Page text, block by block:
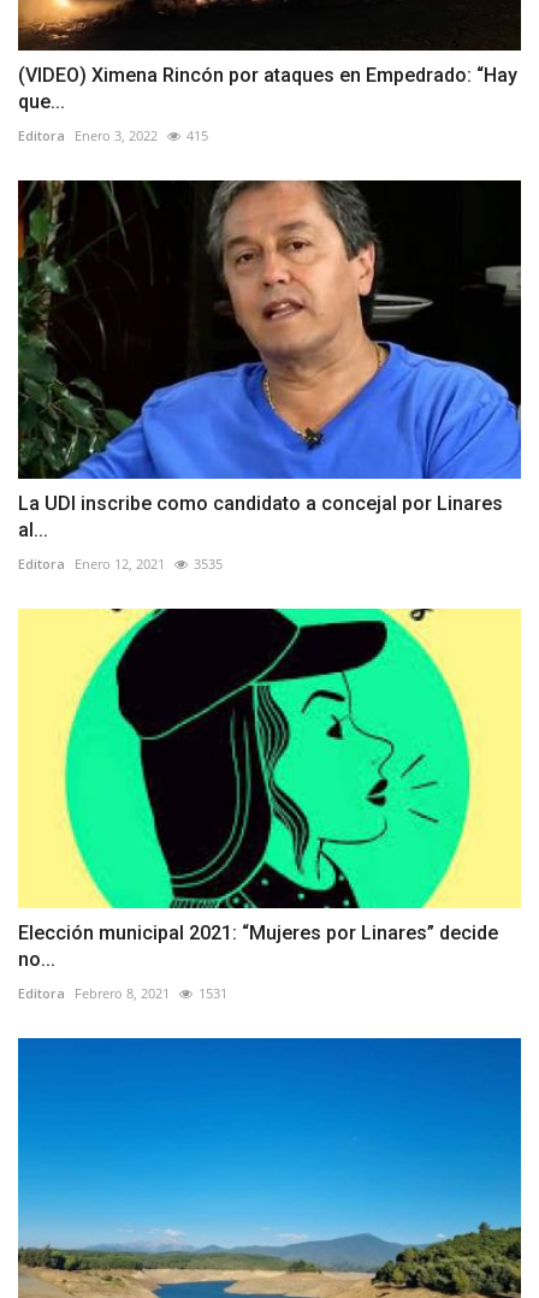
(VIDEO) Ximena Rincón por ataques en Empedrado: “Hay
que...
Editora Enero 3, 2022 415
La UDI inscribe como candidato a concejal por Linares
al...
Editora Enero 12, 2021 3535
Elección municipal 2021: “Mujeres por Linares” decide
no...
Editora Febrero 8, 2021 1531